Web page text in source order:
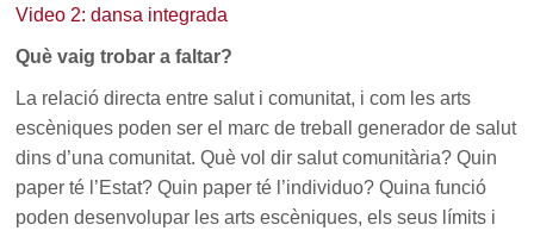
Video 2: dansa integrada
Què vaig trobar a faltar?
La relació directa entre salut i comunitat, i com les arts
escèniques poden ser el marc de treball generador de salut
dins d’una comunitat. Què vol dir salut comunitària? Quin
paper té l’Estat? Quin paper té l’individuo? Quina funció
poden desenvolupar les arts escèniques, els seus límits i